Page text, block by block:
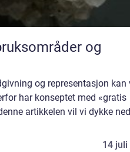
og representasjon
har konseptet med «gratis
artikkelen vil vi dykke
14 juli